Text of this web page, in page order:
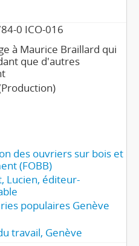
0 ICO-016
à Maurice Braillard qui
que d'autres
des ouvriers sur bois et
(FOBB)
Lucien, éditeur-
populaires Genève
travail, Genève